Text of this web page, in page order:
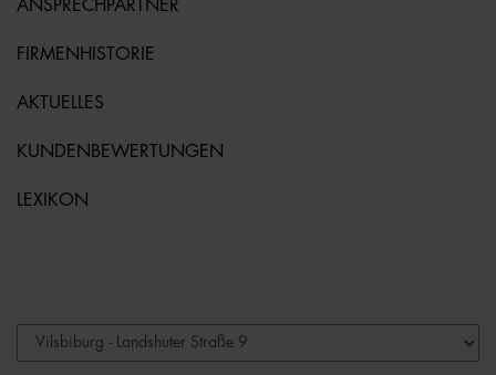
ANSPRECHPARTNER
FIRMENHISTORIE
AKTUELLES
KUNDENBEWERTUNGEN
LEXIKON